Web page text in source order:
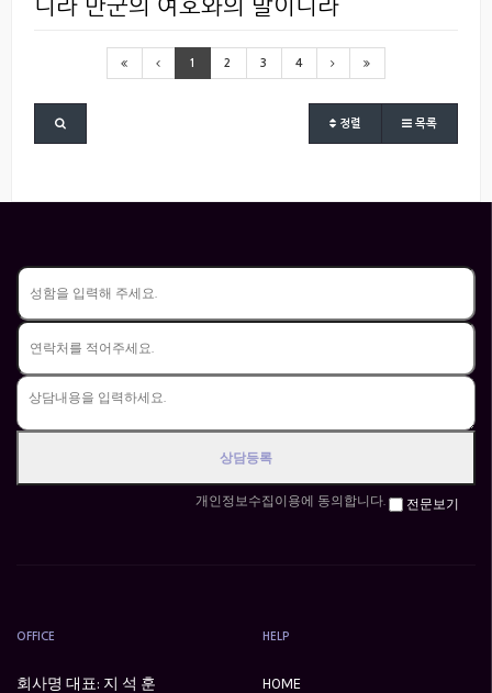
니라 만군의 여호와의 말이니라
1 2 3 4
정렬 목록
개인정보수집이용에 동의합니다. 전문보기
OFFICE
회사명 대표: 지 석 훈
HELP
HOME